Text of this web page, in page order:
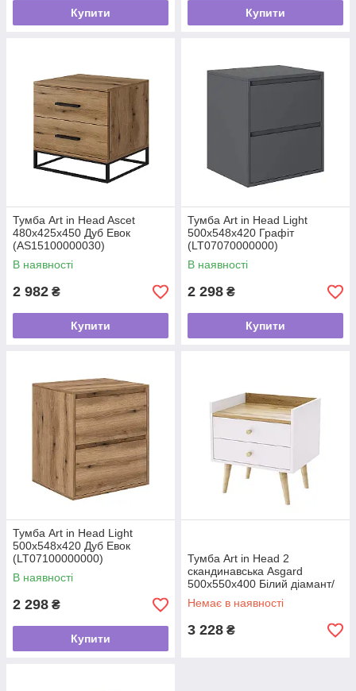
Купити Купити
Тумба Art in Head Asсet
480x425x450 Дуб Евок
(AS15100000030)
В наявності
2 982 ₴
Купити
Тумба Art in Head Light
500x548x420 Графіт
(LT07070000000)
В наявності
2 298 ₴
Купити
Тумба Art in Head Light
500x548x420 Дуб Евок
(LT07100000000)
В наявності
2 298 ₴
Купити
Тумба Art in Head 2
скандинавська Asgard
500x550x400 Білий діамант/
Дуб крафт золотий
(AG07011200000)
Немає в наявності
3 228 ₴